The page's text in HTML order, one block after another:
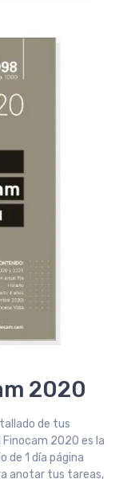
2020
de tus
2020 es la
de 1 día página
anotar tus tareas,